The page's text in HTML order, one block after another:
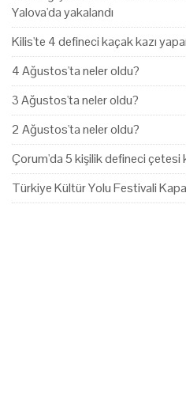
Yalova'da yakalandı
Kilis'te 4 defineci kaçak kazı
4 Ağustos'ta neler oldu?
3 Ağustos'ta neler oldu?
2 Ağustos'ta neler oldu?
Çorum'da 5 kişilik defineci çetesi
Türkiye Kültür Yolu Festivali